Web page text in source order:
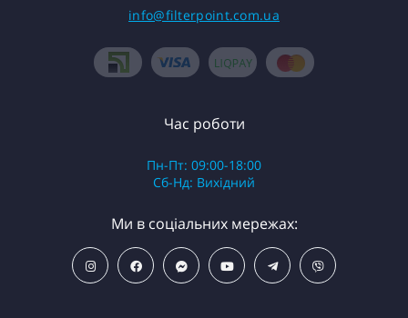
info@filterpoint.com.ua
Час роботи
Пн-Пт: 09:00-18:00
Сб-Нд: Вихідний
Ми в соціальних мережах: